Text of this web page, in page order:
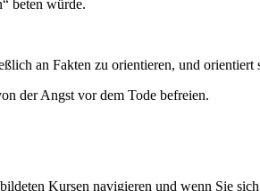
beten würde.
an Fakten zu orientieren, und
der Angst vor dem Tode befreien.
Kursen navigieren und wenn Sie